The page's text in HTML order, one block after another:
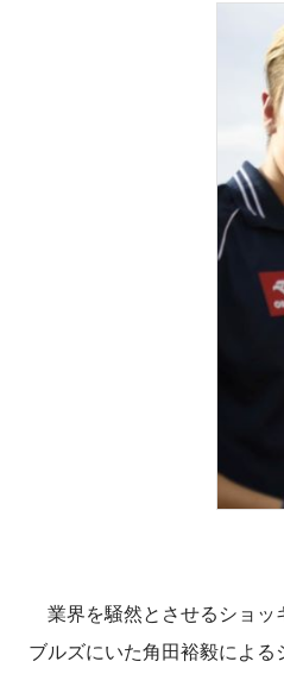
業界を騒然とさせるショッ
ブルズにいた角田裕毅による